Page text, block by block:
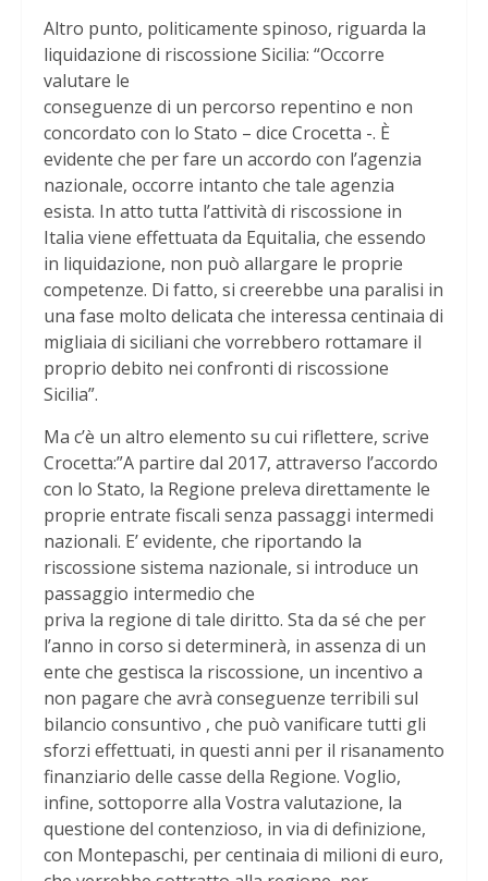
Altro punto, politicamente spinoso, riguarda la
liquidazione di riscossione Sicilia: “Occorre
valutare le
conseguenze di un percorso repentino e non
concordato con lo Stato – dice Crocetta -. È
evidente che per fare un accordo con l’agenzia
nazionale, occorre intanto che tale agenzia
esista. In atto tutta l’attività di riscossione in
Italia viene effettuata da Equitalia, che essendo
in liquidazione, non può allargare le proprie
competenze. Di fatto, si creerebbe una paralisi in
una fase molto delicata che interessa centinaia di
migliaia di siciliani che vorrebbero rottamare il
proprio debito nei confronti di riscossione
Sicilia”.
Ma c’è un altro elemento su cui riflettere, scrive
Crocetta:”A partire dal 2017, attraverso l’accordo
con lo Stato, la Regione preleva direttamente le
proprie entrate fiscali senza passaggi intermedi
nazionali. E’ evidente, che riportando la
riscossione sistema nazionale, si introduce un
passaggio intermedio che
priva la regione di tale diritto. Sta da sé che per
l’anno in corso si determinerà, in assenza di un
ente che gestisca la riscossione, un incentivo a
non pagare che avrà conseguenze terribili sul
bilancio consuntivo , che può vanificare tutti gli
sforzi effettuati, in questi anni per il risanamento
finanziario delle casse della Regione. Voglio,
infine, sottoporre alla Vostra valutazione, la
questione del contenzioso, in via di definizione,
con Montepaschi, per centinaia di milioni di euro,